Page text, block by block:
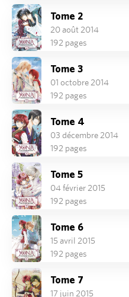
Tome 2
20 août 2014
192 pages
Tome 3
01 octobre 2014
192 pages
Tome 4
03 décembre 2014
192 pages
Tome 5
04 février 2015
192 pages
Tome 6
15 avril 2015
192 pages
Tome 7
17 juin 2015